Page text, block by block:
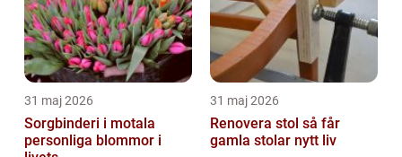
31 maj 2026
Sorgbinderi i motala
personliga blommor i
31 maj 2026
Renovera stol så får
gamla stolar nytt liv